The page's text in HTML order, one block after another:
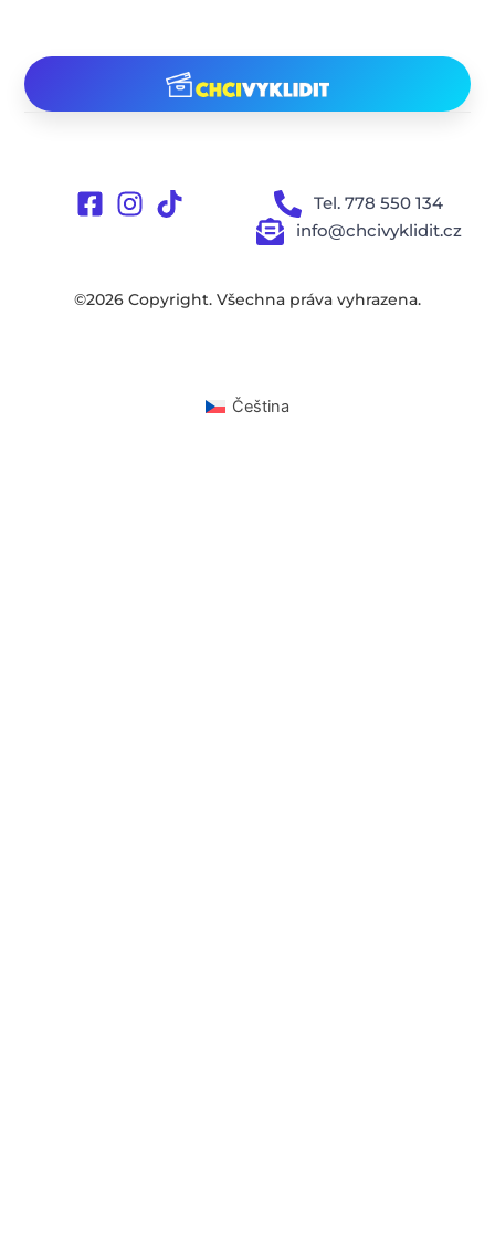
Tel. 778 550 134
info@chcivyklidit.cz
©2026 Copyright. Všechna práva vyhrazena.
Čeština